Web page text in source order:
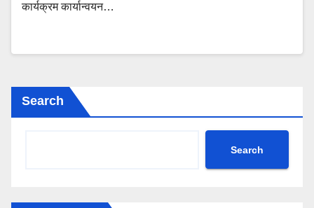
कार्यक्रम कार्यान्वयन…
Search
Search